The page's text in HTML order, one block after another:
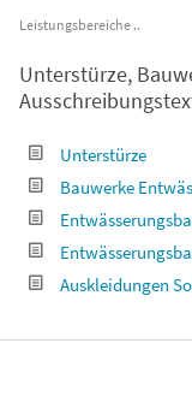
Leistungsbereiche
Unterstürze,
Unterstürze
Bauwerke
Auskleidungen